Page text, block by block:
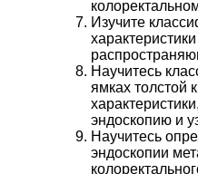
Изучите
Научитесь
ямках толстой
эндоскопию и
Научитесь
эндоскопии